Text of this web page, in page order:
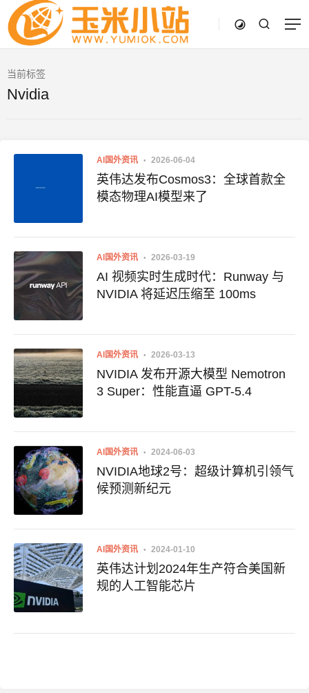
当前标签
Nvidia
AI国外资讯 2026-06-04
英伟达发布Cosmos3：全球首款全
模态物理AI模型来了
AI国外资讯 2026-03-19
AI 视频实时生成时代：Runway 与
NVIDIA 将延迟压缩至 100ms
AI国外资讯 2026-03-13
NVIDIA 发布开源大模型 Nemotron
3 Super：性能直逼 GPT-5.4
AI国外资讯 2024-06-03
NVIDIA地球2号：超级计算机引领气
候预测新纪元
AI国外资讯 2024-01-10
英伟达计划2024年生产符合美国新
规的人工智能芯片